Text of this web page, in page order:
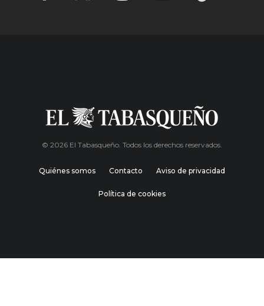
© 2026 El Tabasqueño. Todos los derechos reservados.
Quiénes somos Contacto Aviso de privacidad
Política de cookies